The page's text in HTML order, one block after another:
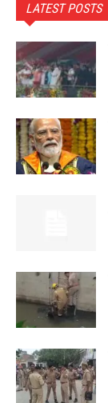
LATEST POSTS